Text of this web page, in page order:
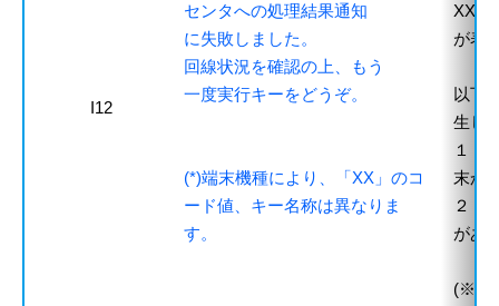
I12
センタへの処理結果通知
に失敗しました。
回線状況を確認の上、もう
一度実行キーをどうぞ。
(*)端末機種により、「XX」のコ
ード値、キー名称は異なりま
す。
が表
以下
生し
１．
末か
２．
があ
(※)お